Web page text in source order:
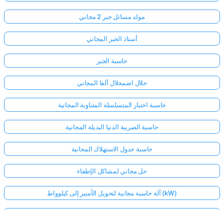
مولد مسائل جبر 2 مجاني
أستاذ الجبر المجاني
حاسبة الجبر
حلال اضمحلال ألفا المجاني
حاسبة اختبار المتسلسلة المتناوبة المجانية
حاسبة الضريبة الدنيا البديلة المجانية
حاسبة جدول الاستهلاك المجانية
حل مجاني لمشاكل الإطفاء
آلة حاسبة مجانية لتحويل الأمبير إلى كيلوواط (kW)